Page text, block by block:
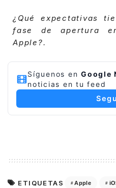
¿Qué expectativas
fase de apertura
Apple?.
Síguenos en Google
noticias en tu feed
ETIQUETAS Apple